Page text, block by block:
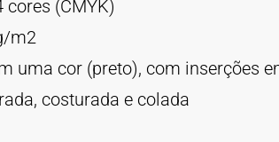
cores (CMYK)
m2
uma cor (preto), com inserções
costurada e colada